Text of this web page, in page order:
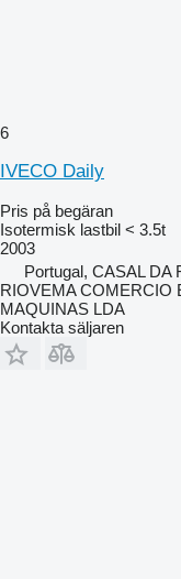
6
IVECO Daily
Pris på begäran
Isotermisk lastbil < 3.5t
2003
Portugal, CASAL DA
RIOVEMA COMERCIO
MAQUINAS LDA
Kontakta säljaren